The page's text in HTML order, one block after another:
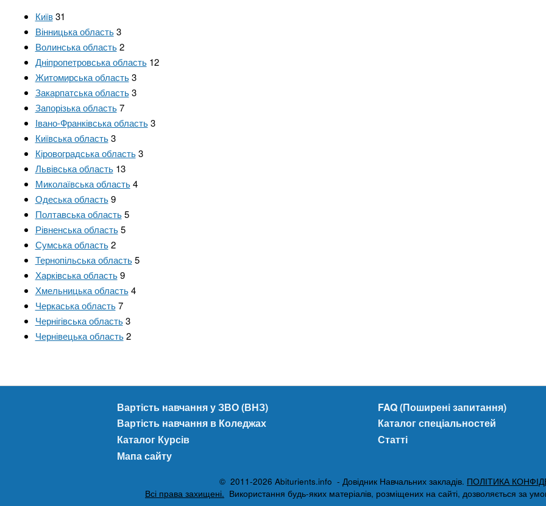
Київ 31
Вінницька область 3
Волинська область 2
Дніпропетровська область 12
Житомирська область 3
Закарпатська область 3
Запорізька область 7
Івано-Франківська область 3
Київська область 3
Кіровоградська область 3
Львівська область 13
Миколаївська область 4
Одеська область 9
Полтавська область 5
Рівненська область 5
Сумська область 2
Тернопільська область 5
Харківська область 9
Хмельницька область 4
Черкаська область 7
Чернігівська область 3
Чернівецька область 2
Вартість навчання у ЗВО (ВНЗ)
Вартість навчання в Коледжах
Каталог Курсів
Мапа сайту
FAQ (Поширені запитання)
Каталог спеціальностей
Статті
© 2011-2026 Abiturients.info - Довідник Навчальних закладів. ПОЛІТИКА
Всі права захищені. Використання будь-яких матеріалів, розміщених на сайті, дозволяється за